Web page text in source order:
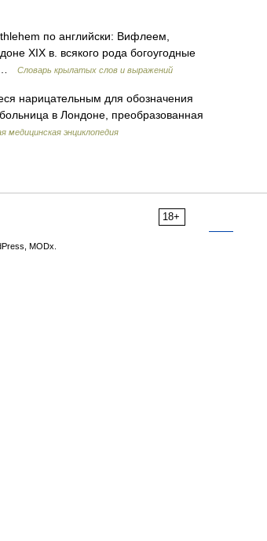
по английски: Вифлеем,
XIX в. всякого рода богоугодные
…
Словарь крылатых слов и выражений
нарицательным для обозначения
в Лондоне, преобразованная
медицинская энциклопедия
18+
MODx.